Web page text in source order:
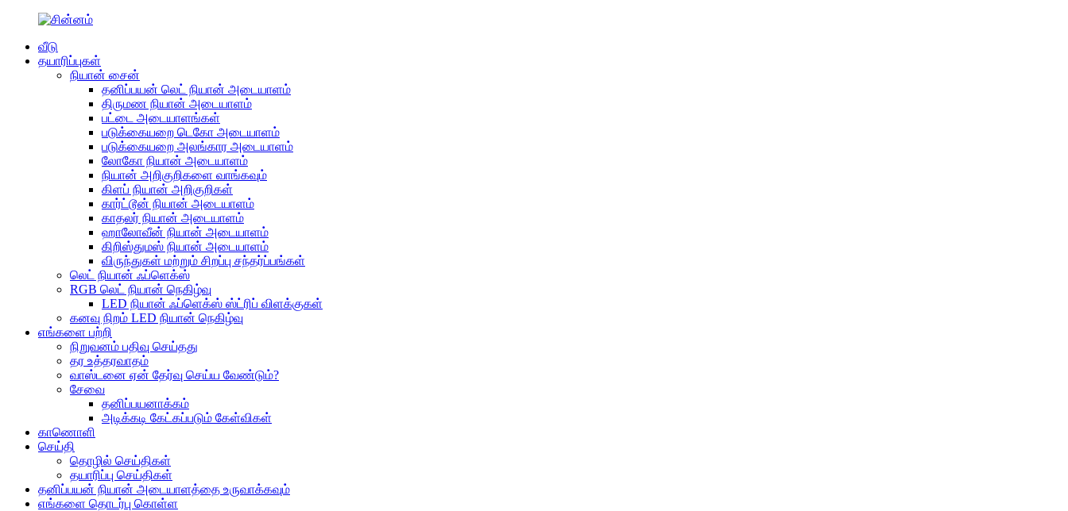
வீடு
தயாரிப்புகள்
நியான் சைன்
தனிப்பயன் லெட் நியான் அடையாளம்
திருமண நியான் அடையாளம்
பட்டை அடையாளங்கள்
படுக்கையறை டெகோ அடையாளம்
படுக்கையறை அலங்கார அடையாளம்
லோகோ நியான் அடையாளம்
நியான் அறிகுறிகளை வாங்கவும்
கிளப் நியான் அறிகுறிகள்
கார்ட்டூன் நியான் அடையாளம்
காதலர் நியான் அடையாளம்
ஹாலோவீன் நியான் அடையாளம்
கிறிஸ்துமஸ் நியான் அடையாளம்
விருந்துகள் மற்றும் சிறப்பு சந்தர்ப்பங்கள்
லெட் நியான் ஃப்ளெக்ஸ்
RGB லெட் நியான் நெகிழ்வு
LED நியான் ஃப்ளெக்ஸ் ஸ்ட்ரிப் விளக்குகள்
கனவு நிறம் LED நியான் நெகிழ்வு
எங்களை பற்றி
நிறுவனம் பதிவு செய்தது
தர உத்தரவாதம்
வாஸ்டனை ஏன் தேர்வு செய்ய வேண்டும்?
சேவை
தனிப்பயனாக்கம்
அடிக்கடி கேட்கப்படும் கேள்விகள்
காணொளி
செய்தி
தொழில் செய்திகள்
தயாரிப்பு செய்திகள்
தனிப்பயன் நியான் அடையாளத்தை உருவாக்கவும்
எங்களை தொடர்பு கொள்ள